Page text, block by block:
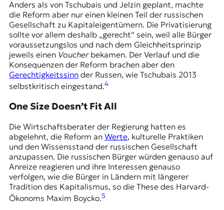
Anders als von Tschubais und Jelzin geplant, machte
die Reform aber nur einen kleinen Teil der russischen
Gesellschaft zu Kapitaleigentümern. Die Privatisierung
sollte vor allem deshalb „gerecht“ sein, weil alle Bürger
voraussetzungslos und nach dem Gleichheitsprinzip
jeweils einen Voucher bekamen. Der Verlauf und die
Konsequenzen der Reform brachen aber den
Gerechtigkeitssinnder Russen, wie Tschubais 2013
selbstkritisch eingestand.4
One Size Doesn’t Fit All
Die Wirtschaftsberater der Regierung hatten es
abgelehnt, die Reform an Werte, kulturelle Praktiken
und den Wissensstand der russischen Gesellschaft
anzupassen. Die russischen Bürger würden genauso auf
Anreize reagieren und ihre Interessen genauso
verfolgen, wie die Bürger in Ländern mit längerer
Tradition des Kapitalismus, so die These des Harvard-
Ökonoms Maxim Boycko.5